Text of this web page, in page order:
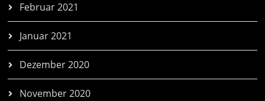
Februar 2021
Januar 2021
Dezember 2020
November 2020